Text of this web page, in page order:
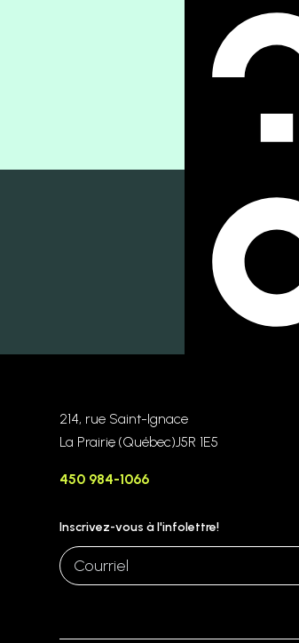
214, rue Saint-Ignace
La Prairie (Québec)J5R 1E5
450 984-1066
Inscrivez-vous à l'infolettre!
email